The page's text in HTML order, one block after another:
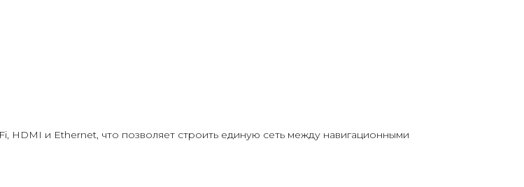
и Ethernet, что позволяет строить единую сеть между навигационными